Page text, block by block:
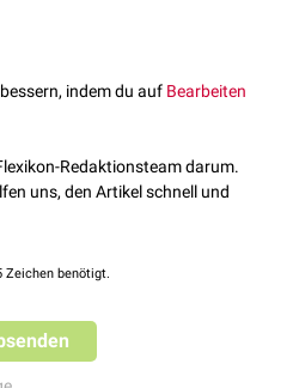
indem du auf Bearbeiten
Redaktionsteam darum.
uns, den Artikel schnell und
Zeichen benötigt.